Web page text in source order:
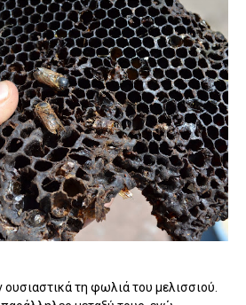
τη φωλιά του μελισσιού.